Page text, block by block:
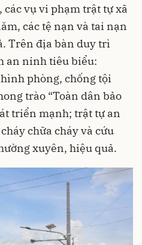
vụ vi phạm trật tự xã
các tệ nạn và tai nạn
Trên địa bàn duy trì
an ninh tiêu biểu:
phòng, chống tội
trào “Toàn dân bảo
triển mạnh; trật tự an
chữa cháy và cứu
xuyên, hiệu quả.